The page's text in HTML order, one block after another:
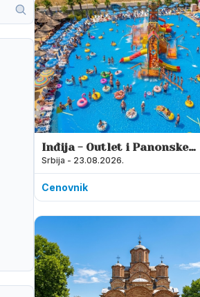
Inđija - Outlet i Panonske
Terme
Srbija - 23.08.2026.
Cenovnik